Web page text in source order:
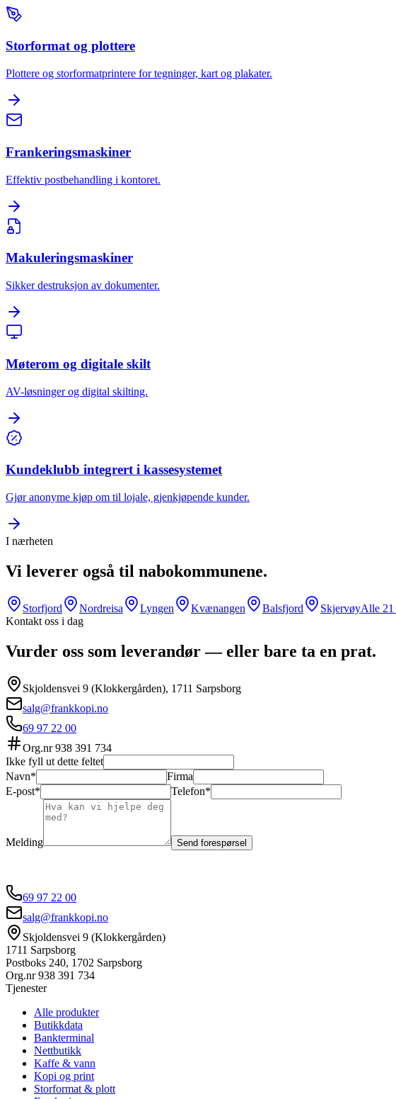
Storformat og plottere
Plottere og storformatprintere for tegninger, kart og plakater.
Frankeringsmaskiner
Effektiv postbehandling i kontoret.
Makuleringsmaskiner
Sikker destruksjon av dokumenter.
Møterom og digitale skilt
AV-løsninger og digital skilting.
Kundeklubb integrert i kassesystemet
Gjør anonyme kjøp om til lojale, gjenkjøpende kunder.
I nærheten
Vi leverer også til nabokommunene.
Storfjord Nordreisa Lyngen Kvænangen Balsfjord SkjervøyAlle 21
Kontakt oss i dag
Vurder oss som leverandør — eller bare ta en prat.
Skjoldensvei 9 (Klokkergården), 1711 Sarpsborg
salg@frankkopi.no
69 97 22 00
Org.nr938 391 734
Ikke fyll ut dette feltet
Navn*
Firma
E-post*
Telefon*
Melding Send forespørsel
69 97 22 00
salg@frankkopi.no
Skjoldensvei 9 (Klokkergården)
1711 Sarpsborg
Postboks 240, 1702 Sarpsborg
Org.nr938 391 734
Tjenester
Alle produkter
Butikkdata
Bankterminal
Nettbutikk
Kaffe & vann
Kopi og print
Storformat & plott